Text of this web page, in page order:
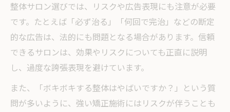
整体サロン選びでは、リスクや広告表現にも注意が必要
です。たとえば「必ず治る」「何回で完治」などの断定
的な広告は、法的にも問題となる場合があります。信頼
できるサロンは、効果やリスクについても正直に説明
し、過度な誇張表現を避けています。
また、「ボキボキする整体はやばいですか？」という質
問が多いように、強い矯正施術にはリスクが伴うことも